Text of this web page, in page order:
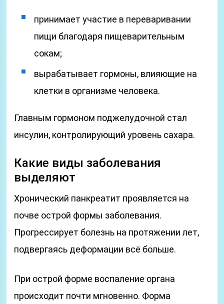
принимает участие в переваривании
пищи благодаря пищеварительным
сокам;
вырабатывает гормоны, влияющие на
клетки в организме человека.
Главным гормоном поджелудочной стал
инсулин, контролирующий уровень сахара.
Какие виды заболевания
выделяют
Хронический панкреатит проявляется на
почве острой формы заболевания.
Прогрессирует болезнь на протяжении лет,
подвергаясь деформации всё больше.
При острой форме воспаление органа
происходит почти мгновенно. Форма